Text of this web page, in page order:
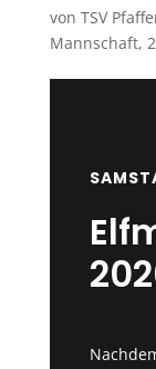
von TSV
Mannschaft,